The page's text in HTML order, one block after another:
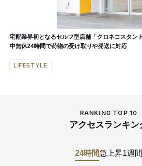
宅配業界初となるセルフ型店舗「クロネコスタン
中無休24時間で荷物の受け取りや発送に対応
LIFESTYLE
RANKING TOP 10
アクセスランキン
24時間急上昇1週間